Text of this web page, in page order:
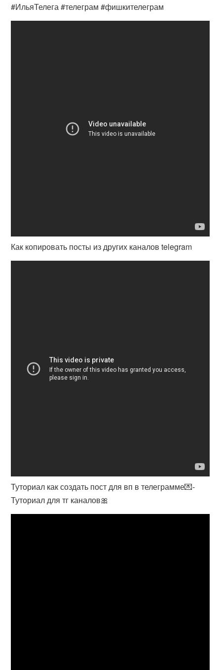
#ИльяТелега #телеграм #фишкителеграм
Как копировать посты из других каналов telegram
Туториал как создать пост для вп в телеграмме💌-
Туториал для тг каналов🎀